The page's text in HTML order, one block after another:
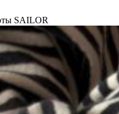
на обработку
SAILOR